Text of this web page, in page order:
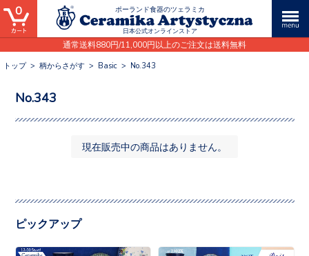
ポーランド食器のツェラミカ
日本公式オンラインストア
通常送料880円/11,000円以上のご注文は送料無料
0
トップ> 柄からさがす > Basic > No.343
No.343
現在販売中の商品はありません。
ピックアップ